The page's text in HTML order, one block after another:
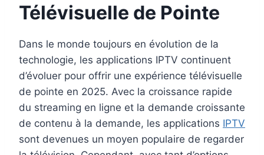
Télévisuelle de Pointe
Dans le monde toujours en évolution de la
technologie, les applications IPTV continuent
d’évoluer pour offrir une expérience télévisuelle
de pointe en 2025. Avec la croissance rapide
du streaming en ligne et la demande croissante
de contenu à la demande, les applications IPTV
sont devenues un moyen populaire de regarder